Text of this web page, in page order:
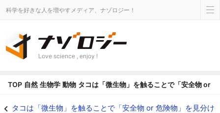
科学を好きな人を増やすメディア、ナゾロジー！
Love science , enjoy !
TOP 自然 生物学 動物 タコは「微生物」を触ることで「安全物 or
タコは「微生物」を触ることで「安全物 or 危険物」を見分け